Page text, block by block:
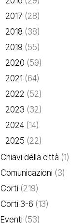
2017 (28)
2018 (38)
2019 (55)
2020 (59)
2021 (64)
2022 (52)
2023 (32)
2024(14)
2025 (22)
Chiavi della città (1)
Comunicazioni (3)
Corti (219)
Corti 3-6 (13)
Eventi (53)